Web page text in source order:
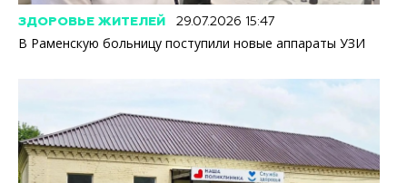
ЗДОРОВЬЕ ЖИТЕЛЕЙ 29.07.2026 15:47
В Раменскую больницу поступили новые аппараты УЗИ